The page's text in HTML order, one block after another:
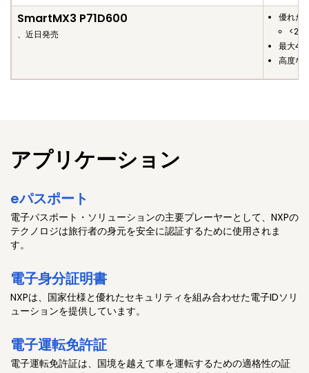
SmartMX3 P71D600
、近日発売
優れた
<2s
最大
高度な
アプリケーション
eパスポート
電子パスポート・ソリューションの主要プレーヤーとして、NXPの
テクノロジは旅行者の身元を安全に認証するために使用されま
す。
電子身分証明書
NXPは、国家仕様と優れたセキュリティを組み合わせた電子IDソリ
ューションを提供しています。
電子運転免許証
電子運転免許証は、国境を越えて車を運転するための適格性の証